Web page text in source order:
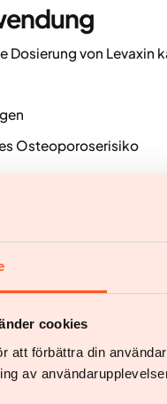
cookies
att förbättra din
av
Dosierung von Levaxin
Osteoporoserisiko
Leitlinien betonen
zu
hast,
bei
unterstützt wird: